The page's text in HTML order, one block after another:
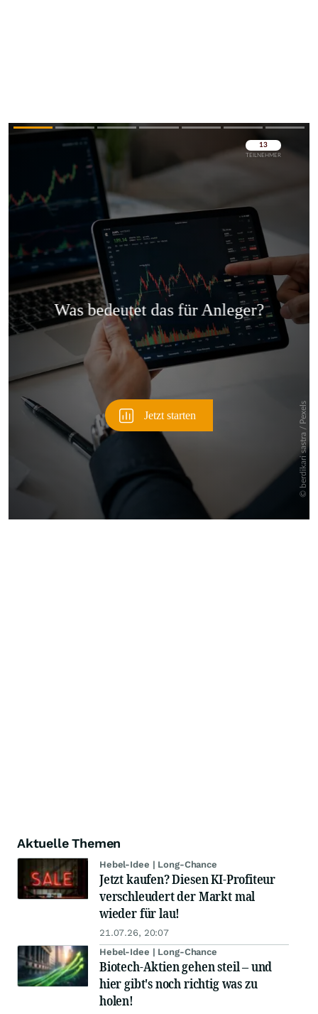
Überspringen
Aktuelle Themen
Hebel-Idee | Long-Chance
Jetzt kaufen? Diesen KI-Profiteur
verschleudert der Markt mal
wieder für lau!
21.07.26, 20:07
Hebel-Idee | Long-Chance
Biotech-Aktien gehen steil – und
hier gibt's noch richtig was zu
holen!